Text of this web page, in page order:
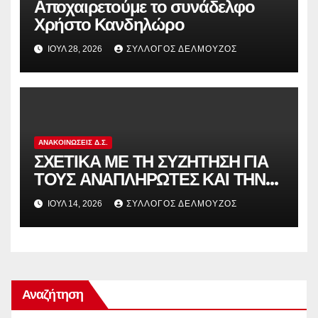
Αποχαιρετούμε το συνάδελφο
Χρήστο Κανδηλώρο
ΙΟΎΛ 28, 2026 ΣΎΛΛΟΓΟΣ ΔΕΛΜΟΎΖΟΣ
ΑΝΑΚΟΙΝΏΣΕΙΣ Δ.Σ.
ΣΧΕΤΙΚΑ ΜΕ ΤΗ ΣΥΖΗΤΗΣΗ ΓΙΑ
ΤΟΥΣ ΑΝΑΠΛΗΡΩΤΕΣ ΚΑΙ ΤΗΝ
ΠΑΡΑΠΟΜΠΗ ΤΗΣ ΕΛΛΑΔΑΣ
ΣΤΟ ΕΥΡΩΠΑΪΚΟ ΔΙΚΑΣΤΗΡΙΟ
ΙΟΎΛ 14, 2026 ΣΎΛΛΟΓΟΣ ΔΕΛΜΟΎΖΟΣ
Αναζήτηση